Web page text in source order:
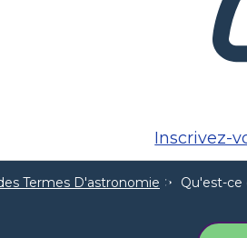
Inscrivez-
Termes D'astronomie Qu'est-ce